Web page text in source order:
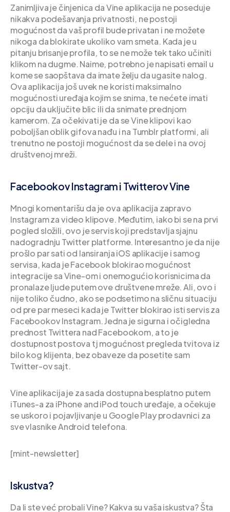
Zanimljiva je činjenica da Vine aplikacija ne poseduje
nikakva podešavanja privatnosti, ne postoji
mogućnost da vaš profil bude privatan i ne možete
nikoga da blokirate ukoliko vam smeta. Kada je u
pitanju brisanje profila, to se ne može tek tako učiniti
klikom na dugme. Naime, potrebno je napisati email u
kome se saopštava da imate želju da ugasite nalog.
Ova aplikacija još uvek ne koristi maksimalno
mogućnosti uređaja kojim se snima, te nećete imati
opciju da uključite blic ili da snimate prednjom
kamerom. Za očekivati je da se Vine klipovi kao
poboljšan oblik gifova nađu i na Tumblr platformi, ali
trenutno ne postoji mogućnost da se dele i na ovoj
društvenoj mreži.
Facebookov Instagram i Twitterov Vine
Mnogi komentarišu da je ova aplikacija zapravo
Instagram za video klipove. Međutim, iako bi se na prvi
pogled složili, ovo je servis koji predstavlja sjajnu
nadogradnju Twitter platforme. Interesantno je da nije
prošlo par sati od lansiranja iOS aplikacije i samog
servisa, kada je Facebook blokirao mogućnost
integracije sa Vine-om i onemogućio korisnicima da
pronalaze ljude putem ove društvene mreže. Ali, ovo i
nije toliko čudno, ako se podsetimo na sličnu situaciju
od pre par meseci kada je Twitter blokirao isti servis za
Facebookov Instagram. Jedna je sigurna i očigledna
prednost Twittera nad Facebookom, a to je
dostupnost postova tj mogućnost pregleda tvitova iz
bilo kog klijenta, bez obaveze da posetite sam
Twitter-ov sajt.
Vine aplikacija je za sada dostupna besplatno putem
iTunes-a za iPhone and iPod touch uređaje, a očekuje
se uskoro i pojavljivanje u Google Play prodavnici za
sve vlasnike Android telefona.
[mint-newsletter]
Iskustva?
Da li ste već probali Vine? Kakva su vaša iskustva? Šta